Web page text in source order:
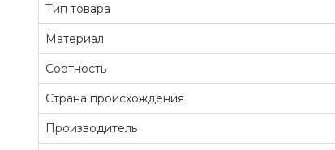
Тип товара
Материал
Сортность
Страна происхождения
Производитель